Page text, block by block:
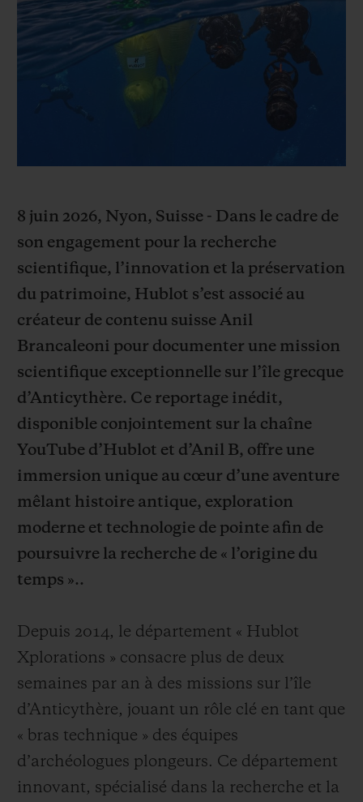
8 juin 2026, Nyon, Suisse - Dans le cadre de
son engagement pour la recherche
scientifique, l’innovation et la préservation
du patrimoine, Hublot s’est associé au
créateur de contenu suisse Anil
Brancaleoni pour documenter une mission
scientifique exceptionnelle sur l’île grecque
d’Anticythère. Ce reportage inédit,
disponible conjointement sur la chaîne
YouTube d’Hublot et d’Anil B, offre une
immersion unique au cœur d’une aventure
mêlant histoire antique, exploration
moderne et technologie de pointe afin de
poursuivre la recherche de « l’origine du
temps »..
Depuis 2014, le département « Hublot
Xplorations » consacre plus de deux
semaines par an à des missions sur l’île
d’Anticythère, jouant un rôle clé en tant que
« bras technique » des équipes
d’archéologues plongeurs. Ce département
innovant, spécialisé dans la recherche et la
COLORED CERAMIC
PEACH CERAMIC
SPIRIT OF BIG
LIVRAISON ET RETOURS GRATUITS
PAIEMENT SÉCURISÉ
NOUS CONTACTER